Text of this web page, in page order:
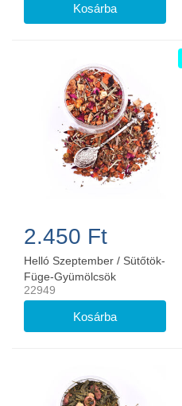
2.450 Ft
Helló Szeptember / Sütőtök-
Füge-Gyümölcsök
teakeverék 100g
22949